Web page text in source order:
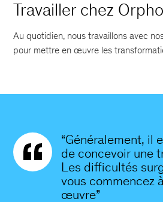
Travailler chez
Au quotidien, nous travaillons avec
pour mettre en œuvre les
“Généralement, il
de concevoir une
Les difficultés
vous commencez
œuvre”